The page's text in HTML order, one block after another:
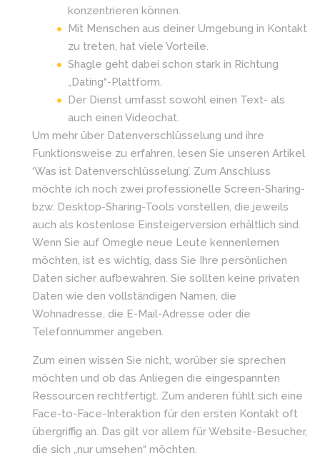
konzentrieren können.
Mit Menschen aus deiner Umgebung in Kontakt
zu treten, hat viele Vorteile.
Shagle geht dabei schon stark in Richtung
„Dating“-Plattform.
Der Dienst umfasst sowohl einen Text- als
auch einen Videochat.
Um mehr über Datenverschlüsselung und ihre
Funktionsweise zu erfahren, lesen Sie unseren Artikel
‘Was ist Datenverschlüsselung’. Zum Anschluss
möchte ich noch zwei professionelle Screen-Sharing-
bzw. Desktop-Sharing-Tools vorstellen, die jeweils
auch als kostenlose Einsteigerversion erhältlich sind.
Wenn Sie auf Omegle neue Leute kennenlernen
möchten, ist es wichtig, dass Sie Ihre persönlichen
Daten sicher aufbewahren. Sie sollten keine privaten
Daten wie den vollständigen Namen, die
Wohnadresse, die E-Mail-Adresse oder die
Telefonnummer angeben.
Zum einen wissen Sie nicht, worüber sie sprechen
möchten und ob das Anliegen die eingespannten
Ressourcen rechtfertigt. Zum anderen fühlt sich eine
Face-to-Face-Interaktion für den ersten Kontakt oft
übergriffig an. Das gilt vor allem für Website-Besucher,
die sich „nur umsehen“ möchten.